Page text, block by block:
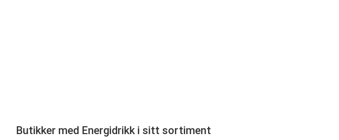
Butikker med Energidrikk i sitt sortiment